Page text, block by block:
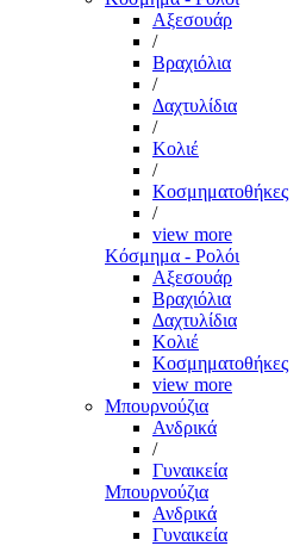
Αξεσουάρ
/
Βραχιόλια
/
Δαχτυλίδια
/
Κολιέ
/
Κοσμηματοθήκες
/
view more
Κόσμημα - Ρολόι
Αξεσουάρ
Βραχιόλια
Δαχτυλίδια
Κολιέ
Κοσμηματοθήκες
view more
Μπουρνούζια
Ανδρικά
/
Γυναικεία
Μπουρνούζια
Ανδρικά
Γυναικεία